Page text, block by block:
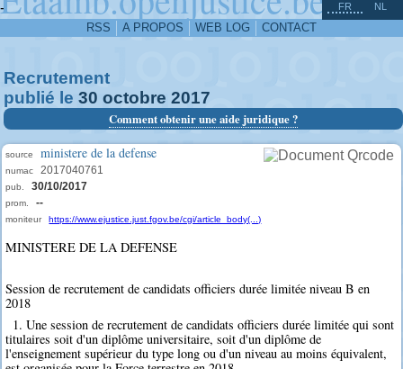
-
RSS A PROPOS WEB LOG CONTACT
FR NL
Recrutement
publié le 30 octobre 2017
Comment obtenir une aide juridique ?
source ministere de la defense
numac 2017040761
pub. 30/10/2017
prom. --
moniteur https://www.ejustice.just.fgov.be/cgi/article_body(...)
MINISTERE DE LA DEFENSE
Session de recrutement de candidats officiers durée limitée niveau B en
2018
1. Une session de recrutement de candidats officiers durée limitée qui sont
titulaires soit d'un diplôme universitaire, soit d'un diplôme de
l'enseignement supérieur du type long ou d'un niveau au moins équivalent,
^